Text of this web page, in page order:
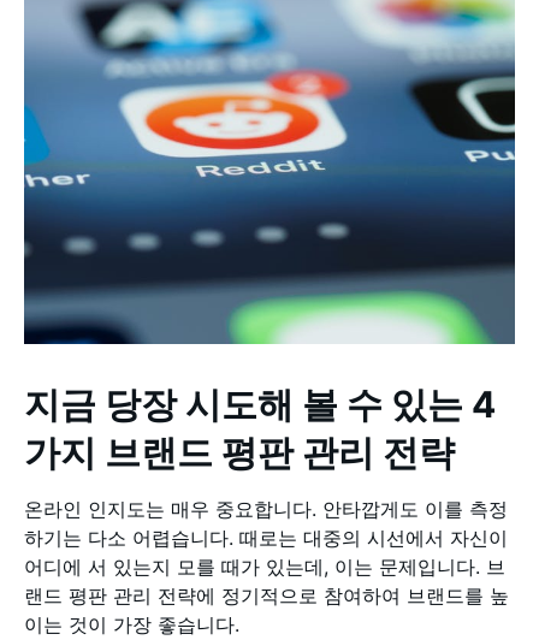
지금 당장 시도해 볼 수 있는 4
가지 브랜드 평판 관리 전략
온라인 인지도는 매우 중요합니다. 안타깝게도 이를 측정
하기는 다소 어렵습니다. 때로는 대중의 시선에서 자신이
어디에 서 있는지 모를 때가 있는데, 이는 문제입니다. 브
랜드 평판 관리 전략에 정기적으로 참여하여 브랜드를 높
이는 것이 가장 좋습니다.